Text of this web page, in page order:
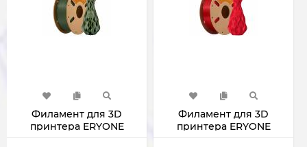
Филамент для 3D
принтера ERYONE
Филамент для 3D
принтера ERYONE